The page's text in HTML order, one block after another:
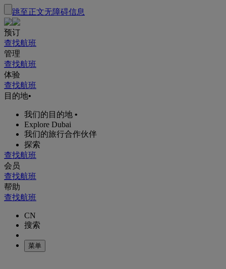
跳至正文无障碍信息
预订
查找航班
管理
查找航班
体验
查找航班
目的地•
我们的目的地 •
Explore Dubai
我们的旅行合作伙伴
探索
查找航班
会员
查找航班
帮助
查找航班
CN
搜索
菜单